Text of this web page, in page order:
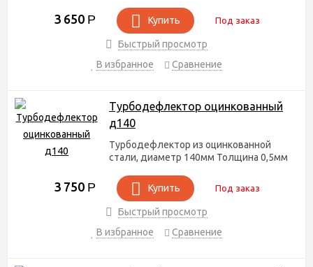
3 650 Р Купить Под заказ
Быстрый просмотр
В избранное
Сравнение
Турбодефлектор оцинкованный
д140
Турбодефлектор из оцинкованной
стали, диаметр 140мм Толщина 0,5мм
3 750 Р Купить Под заказ
Быстрый просмотр
В избранное
Сравнение